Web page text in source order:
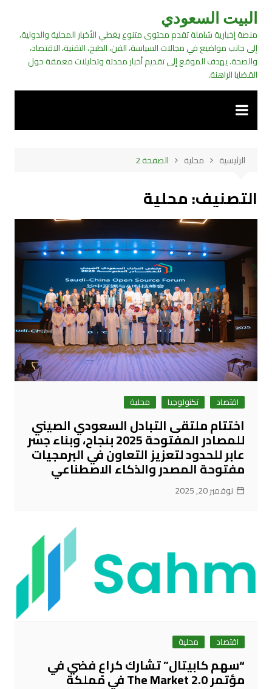
التجاوز
المحتوى
البيت السعودي
منصة إخبارية شاملة تقدم محتوى متنوع يغطي الأخبار المحلية والدولية،
إلى جانب مواضيع في مجالات السياسة، الفن، الطبخ، التقنية، الاقتصاد،
والصحة. يهدف الموقع إلى تقديم أخبار محدثة وتحليلات معمقة حول
القضايا الراهنة.
الرئيسية محلية الصفحة 2
التصنيف:محلية
اقتصاد تكنولوجيا محلية
اختتام ملتقى التبادل السعودي الصيني
للمصادر المفتوحة 2025 بنجاح، وبناء جسر
عابر للحدود لتعزيز التعاون في البرمجيات
مفتوحة المصدر والذكاء الاصطناعي
نوفمبر 20, 2025
اقتصاد محلية
“سهم كابيتال” تشارك كراعٍ فضي في
مؤتمر The Market 2.0 في مملكة